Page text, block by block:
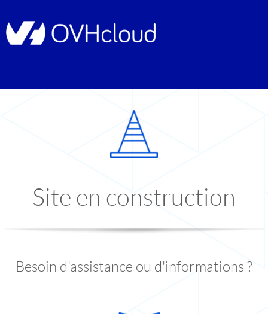
Site en construction
Besoin d'assistance ou d'informations ?